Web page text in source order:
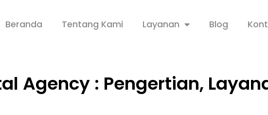
Beranda Tentang Kami Layanan Blog
Agency : Pengertian,